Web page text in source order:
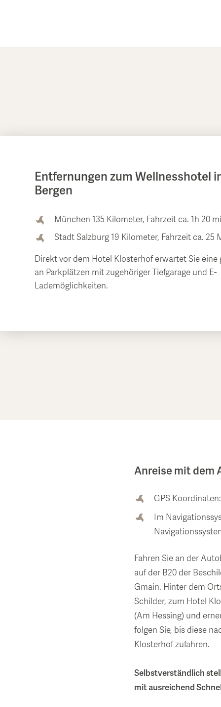
Entfernungen zum Wellnesshotel
Bergen
München 135 Kilometer, Fahrzeit ca. 1h 20
Stadt Salzburg 19 Kilometer, Fahrzeit ca. 25
Direkt vor dem Hotel Klosterhof erwartet Sie eine
an Parkplätzen mit zugehöriger Tiefgarage und E-
Lademöglichkeiten.
Anreise mit dem
GPS Koordinaten:
Im
Fahren Sie an der
auf der B20 der
Gmain. Hinter dem
Schilder, zum Hotel
(Am Hessing) und
folgen Sie, bis diese
Klosterhof zufahren.
Selbstverständlich
mit ausreichend